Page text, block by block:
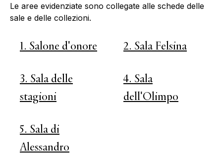
Le aree evidenziate sono collegate alle schede delle
sale e delle collezioni.
1. Salone d'onore 2. Sala Felsina
3. Sala delle
stagioni
4. Sala
dell'Olimpo
5. Sala di
Alessandro